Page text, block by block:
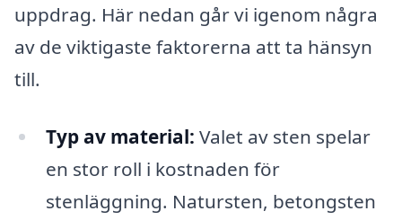
uppdrag. Här nedan går vi igenom några
av de viktigaste faktorerna att ta hänsyn
till.
Typ av material: Valet av sten spelar
en stor roll i kostnaden för
stenläggning. Natursten, betongsten